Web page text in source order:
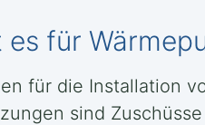
für
für die Installation
sind